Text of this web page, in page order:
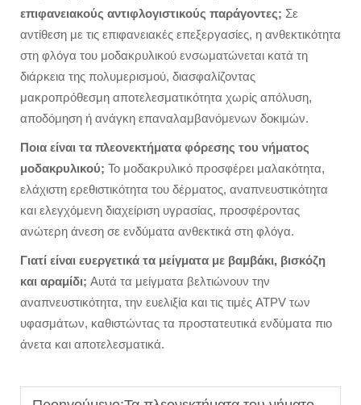
επιφανειακούς αντιφλογιστικούς παράγοντες; Σε
αντίθεση με τις επιφανειακές επεξεργασίες, η ανθεκτικότητα
στη φλόγα του μοδακρυλικού ενσωματώνεται κατά τη
διάρκεια της πολυμερισμού, διασφαλίζοντας
μακροπρόθεσμη αποτελεσματικότητα χωρίς απόλυση,
αποδόμηση ή ανάγκη επαναλαμβανόμενων δοκιμών.
Ποια είναι τα πλεονεκτήματα φόρεσης του νήματος
μοδακρυλικού; Το μοδακρυλικό προσφέρει μαλακότητα,
ελάχιστη ερεθιστικότητα του δέρματος, αναπνευστικότητα
και ελεγχόμενη διαχείριση υγρασίας, προσφέροντας
ανώτερη άνεση σε ενδύματα ανθεκτικά στη φλόγα.
Γιατί είναι ευεργετικά τα μείγματα με βαμβάκι, βισκόζη
και αραμίδι; Αυτά τα μείγματα βελτιώνουν την
αναπνευστικότητα, την ευελιξία και τις τιμές ATPV των
υφασμάτων, καθιστώντας τα προστατευτικά ενδύματα πιο
άνετα και αποτελεσματικά.